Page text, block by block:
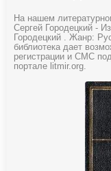
На нашем
Сергей Городецкий -
Городецкий . Жанр:
библиотека дает
регистрации и СМС
портале litmir.org.